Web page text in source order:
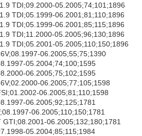
TDI;09.2000-05.2005;74;101;1896
TDI;05.1999-06.2001;81;110;1896
TDI;05.1999-06.2001;85;115;1896
TDI;11.2000-05.2005;96;130;1896
TDI;05.2001-05.2005;110;150;1896
06.2005;55;75;1390
05.2004;74;100;1595
06.2005;75;102;1595
06.2005;77;105;1598
06.2005;81;110;1598
06.2005;92;125;1781
06.2005;110;150;1781
06.2005;132;180;1781
05.2004;85;115;1984